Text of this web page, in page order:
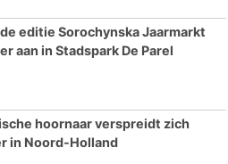
editie Sorochynska Jaarmarkt
aan in Stadspark De Parel
hoornaar verspreidt zich
in Noord-Holland